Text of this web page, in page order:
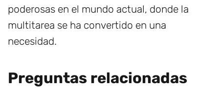
poderosas en el mundo actual, donde la
multitarea se ha convertido en una
necesidad.
Preguntas relacionadas